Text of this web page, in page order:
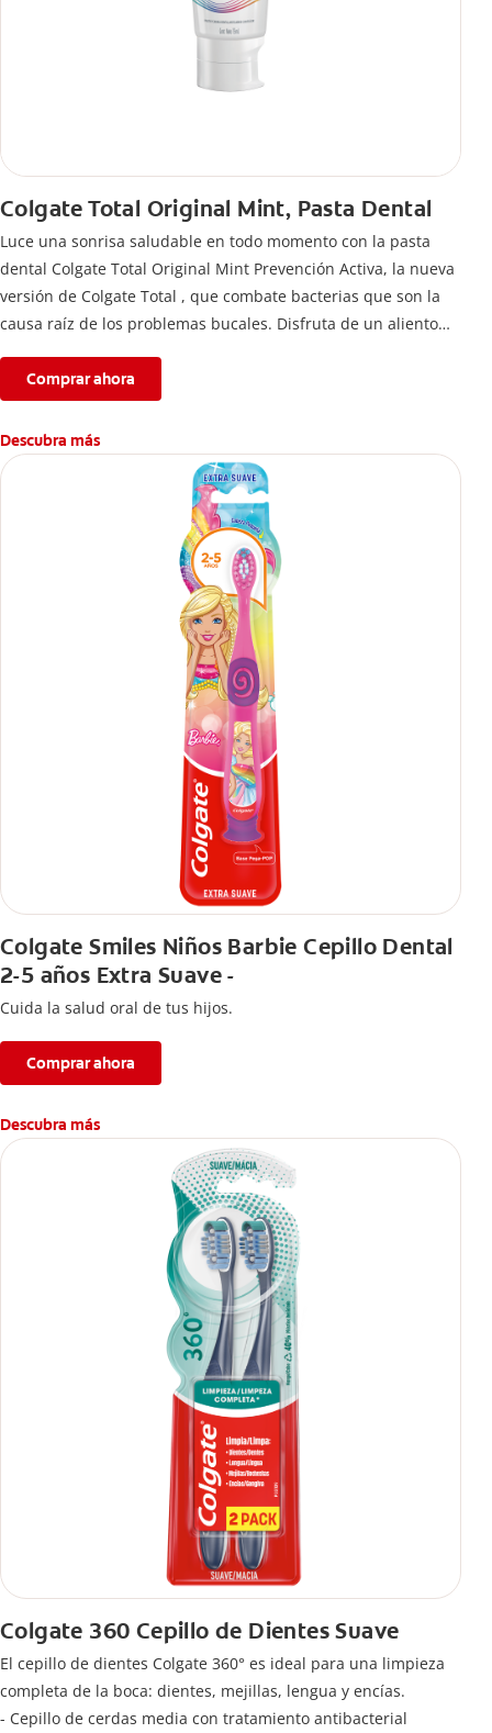
Colgate Total Original Mint, Pasta Dental
Luce una sonrisa saludable en todo momento con la pasta
dental Colgate Total Original Mint Prevención Activa, la nueva
versión de Colgate Total , que combate bacterias que son la
causa raíz de los problemas bucales. Disfruta de un aliento
fórmula con desempeño superior**** de la pasta de dientes
Colgate Total que te ofrece 24 horas** de protección
antibacterial.
****Vs crema dental regular con flúor sin ingrediente
**Con el cepillado 2 veces por día y uso continuo por 4
Comprar ahora
Descubra más
Colgate Smiles Niños Barbie Cepillo Dental
2-5 años Extra Suave -
Cuida la salud oral de tus hijos.
Comprar ahora
Descubra más
Colgate 360 Cepillo de Dientes Suave
El cepillo de dientes Colgate 360° es ideal para una limpieza
completa de la boca: dientes, mejillas, lengua y encías.
- Cepillo de cerdas media con tratamiento antibacterial